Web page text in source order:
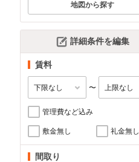
地図から探す
詳細条件を編集
賃料
〜
管理費など込み
敷金無し 礼金無し
間取り